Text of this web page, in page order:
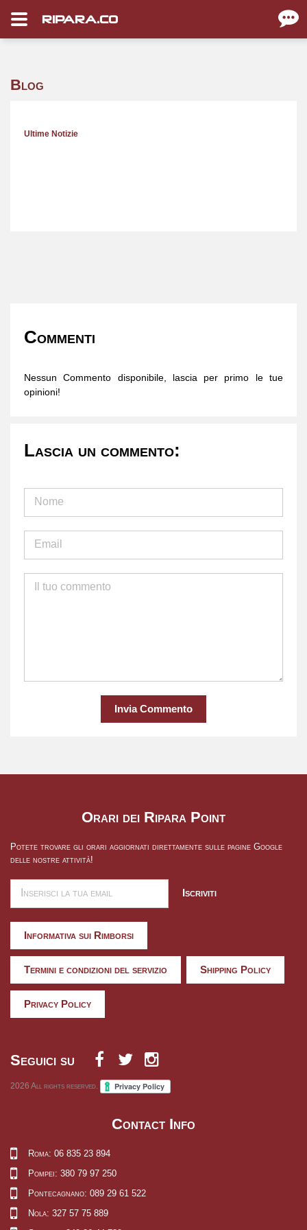
RIPARA.CO
Blog
Ultime Notizie
Commenti
Nessun Commento disponibile, lascia per primo le tue
opinioni!
Lascia un commento:
Invia Commento
Orari dei Ripara Point
Potete trovare gli orari aggiornati direttamente sulle pagine Google
delle nostre attività!
Iscriviti
Informativa sui Rimborsi
Termini e condizioni del servizio Shipping Policy
Privacy Policy
Seguici su
2026 All rights reserved.
Contact Info
Roma: 06 835 23 894
Pompei: 380 79 97 250
Pontecagnano: 089 29 61 522
Nola: 327 57 75 889